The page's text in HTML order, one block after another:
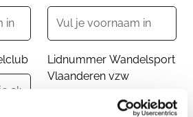
Lidnummer Wandelsport
Vlaanderen vzw